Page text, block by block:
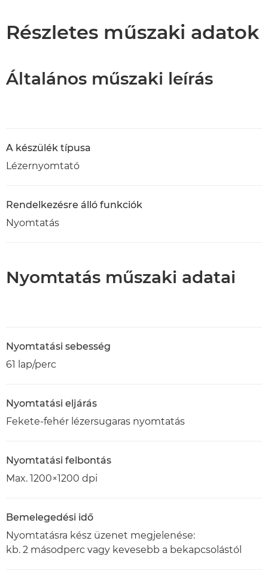
PDF letöltése
Részletes műszaki adatok
Általános műszaki leírás
A készülék típusa
Lézernyomtató
Rendelkezésre álló funkciók
Nyomtatás
Nyomtatás műszaki adatai
Nyomtatási sebesség
61 lap/perc
Nyomtatási eljárás
Fekete-fehér lézersugaras nyomtatás
Nyomtatási felbontás
Max. 1200×1200 dpi
Bemelegedési idő
Nyomtatásra kész üzenet megjelenése:
kb. 2 másodperc vagy kevesebb a bekapcsolástól